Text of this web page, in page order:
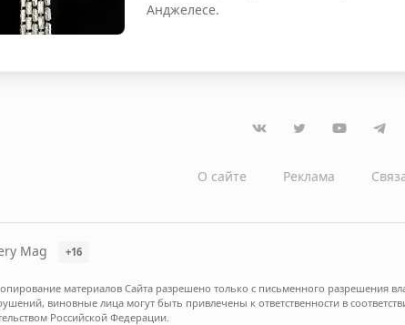
Анджелесе.
О сайте Реклама
Mag +16
материалов Сайта разрешено только с письменного разрешения
виновные лица могут быть привлечены к ответственности в
Российской Федерации.